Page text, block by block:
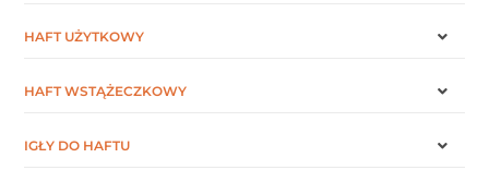
HAFT UŻYTKOWY
HAFT WSTĄŻECZKOWY
IGŁY DO HAFTU